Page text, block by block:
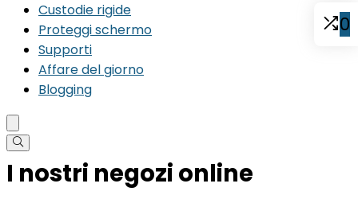
Custodie rigide
Proteggi schermo
Supporti
Affare del giorno
Blogging
I nostri negozi online
0